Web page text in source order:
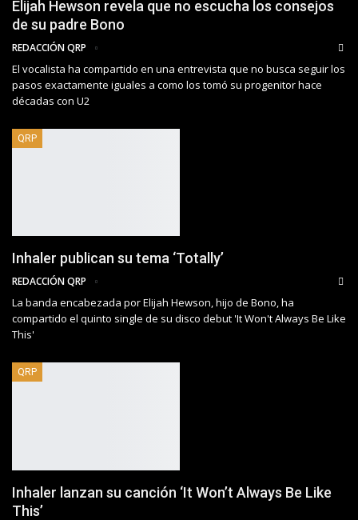
Elijah Hewson revela que no escucha los consejos
de su padre Bono
REDACCIÓN QRP
El vocalista ha compartido en una entrevista que no busca seguir los
pasos exactamente iguales a como los tomó su progenitor hace
décadas con U2
QRP
Inhaler publican su tema ‘Totally’
REDACCIÓN QRP
La banda encabezada por Elijah Hewson, hijo de Bono, ha
compartido el quinto single de su disco debut 'It Won't Always Be Like
This'
QRP
Inhaler lanzan su canción ‘It Won’t Always Be Like
This’